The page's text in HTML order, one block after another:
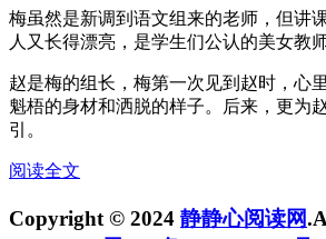
梅虽然是新调到语文组来的老师，但讲
人又长得漂亮，是学生们公认的美女教师
赵是梅的组长，梅第一次见到赵时，心
魁梧的身材和洒脱的样子。后来，更为
引。
阅读全文
Copyright © 2024 静静心阅读网